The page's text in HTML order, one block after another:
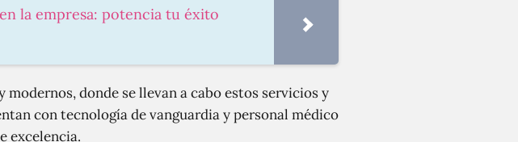
la empresa: potencia tu éxito
donde se llevan a cabo estos servicios y
con tecnología de vanguardia y personal médico
excelencia.